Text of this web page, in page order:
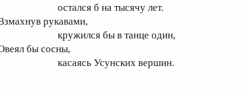
остался б на тысячу лет.
рукавами,
кружился бы в танце один,
бы сосны,
касаясь Усунских вершин.